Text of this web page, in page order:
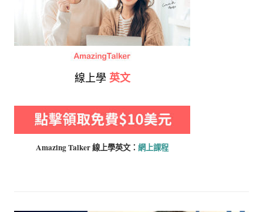
線上學 英文
Amazing Talker 線上學英文： 網上課程